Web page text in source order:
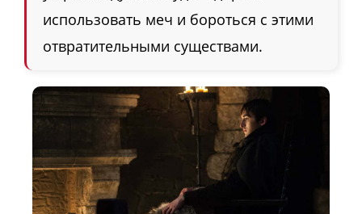
использовать меч и бороться с этими
отвратительными существами.